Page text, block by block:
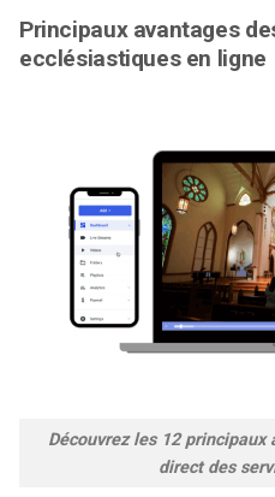
Principaux avantages
ecclésiastiques en ligne
Découvrez les 12
direct des